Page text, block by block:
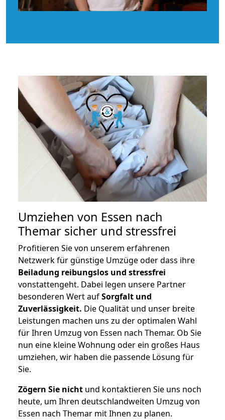
Umziehen von Essen nach
Themar sicher und stressfrei
Profitieren Sie von unserem erfahrenen
Netzwerk für günstige Umzüge oder dass ihre
Beiladung reibungslos und stressfrei
vonstattengeht. Dabei legen unsere Partner
besonderen Wert aufSorgfalt und
Zuverlässigkeit. Die Qualität und unser breite
Leistungen machen uns zu der optimalen Wahl
für Ihren Umzug von Essen nach Themar. Ob Sie
nun eine kleine Wohnung oder ein großes Haus
umziehen, wir haben die passende Lösung für
Sie.
Zögern Sie nicht und kontaktieren Sie uns noch
heute, um Ihren deutschlandweiten Umzug von
Essen nach Themar mit Ihnen zu planen.